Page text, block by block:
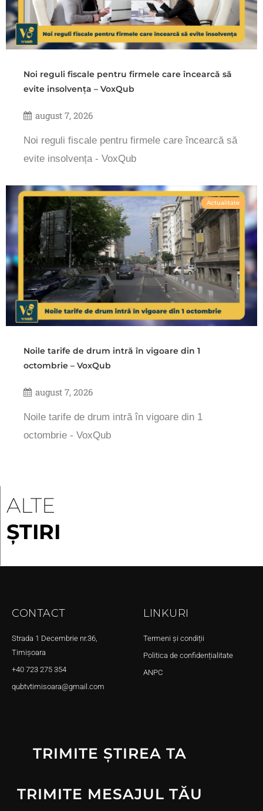
Noi reguli fiscale pentru firmele care încearcă să
evite insolvența – VoxQub
august 7, 2026
Noi reguli fiscale pentru firmele care încearcă să
evite insolvența - VoxQub
Actualitate
Noile tarife de drum intră în vigoare din 1
octombrie – VoxQub
august 7, 2026
Noile tarife de drum intră în vigoare din 1
octombrie - VoxQub
ALTE
ȘTIRI
CONTACT
Strada 1 Decembrie nr.36,
Timișoara
+40 723 275 354
qubtvtimisoara@gmail.com
LINKURI
Termeni și condiții
Politica de confidențialitate
ANPC
TRIMITE ȘTIREA TA
TRIMITE MESAJUL TĂU